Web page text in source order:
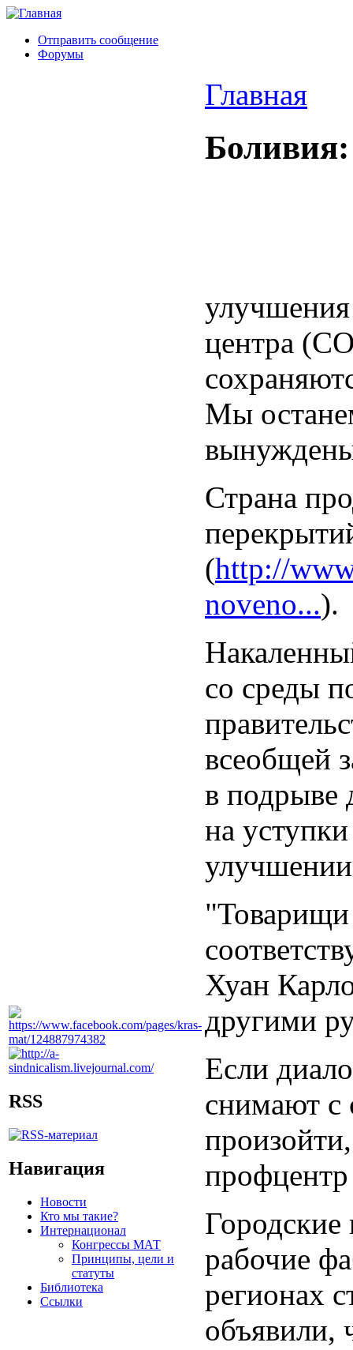
Отправить сообщение
Форумы
RSS
Навигация
Новости
Кто мы такие?
Интернационал
Конгрессы МАТ
Принципы, цели и
статуты
Библиотека
Ссылки
Главная
Боливия:
улучшения
центра
Мы
Страна
(http://
noveno...).
со среды
всеобщей
в подрыве
на
"Товарищи
Хуан
другими
Если
снимают с
Городские
рабочие
регионах
объявили,